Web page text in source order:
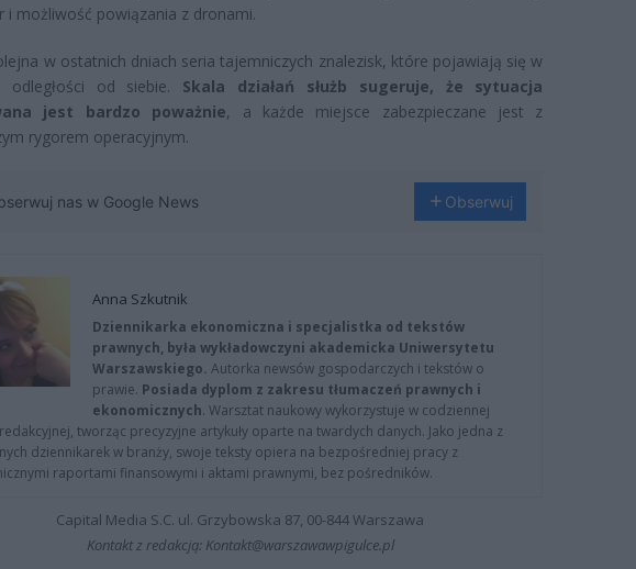
i możliwość powiązania z dronami.
w ostatnich dniach seria tajemniczych znalezisk, które pojawiają się w
odległości od siebie. Skala działań służb sugeruje, że sytuacja
jest bardzo poważnie, a każde miejsce zabezpieczane jest z
rygorem operacyjnym.
nas w Google News Obserwuj
Anna Szkutnik
Dziennikarka ekonomiczna i specjalistka od tekstów
prawnych, była wykładowczyni akademicka Uniwersytetu
Warszawskiego. Autorka newsów gospodarczych i tekstów o
prawie. Posiada dyplom z zakresu tłumaczeń prawnych i
ekonomicznych. Warsztat naukowy wykorzystuje w codziennej
tworząc precyzyjne artykuły oparte na twardych danych. Jako jedna z
dziennikarek w branży, swoje teksty opiera na bezpośredniej pracy z
raportami finansowymi i aktami prawnymi, bez pośredników.
Capital Media S.C. ul. Grzybowska 87, 00-844 Warszawa
Kontakt z redakcją: Kontakt@warszawawpigulce.pl